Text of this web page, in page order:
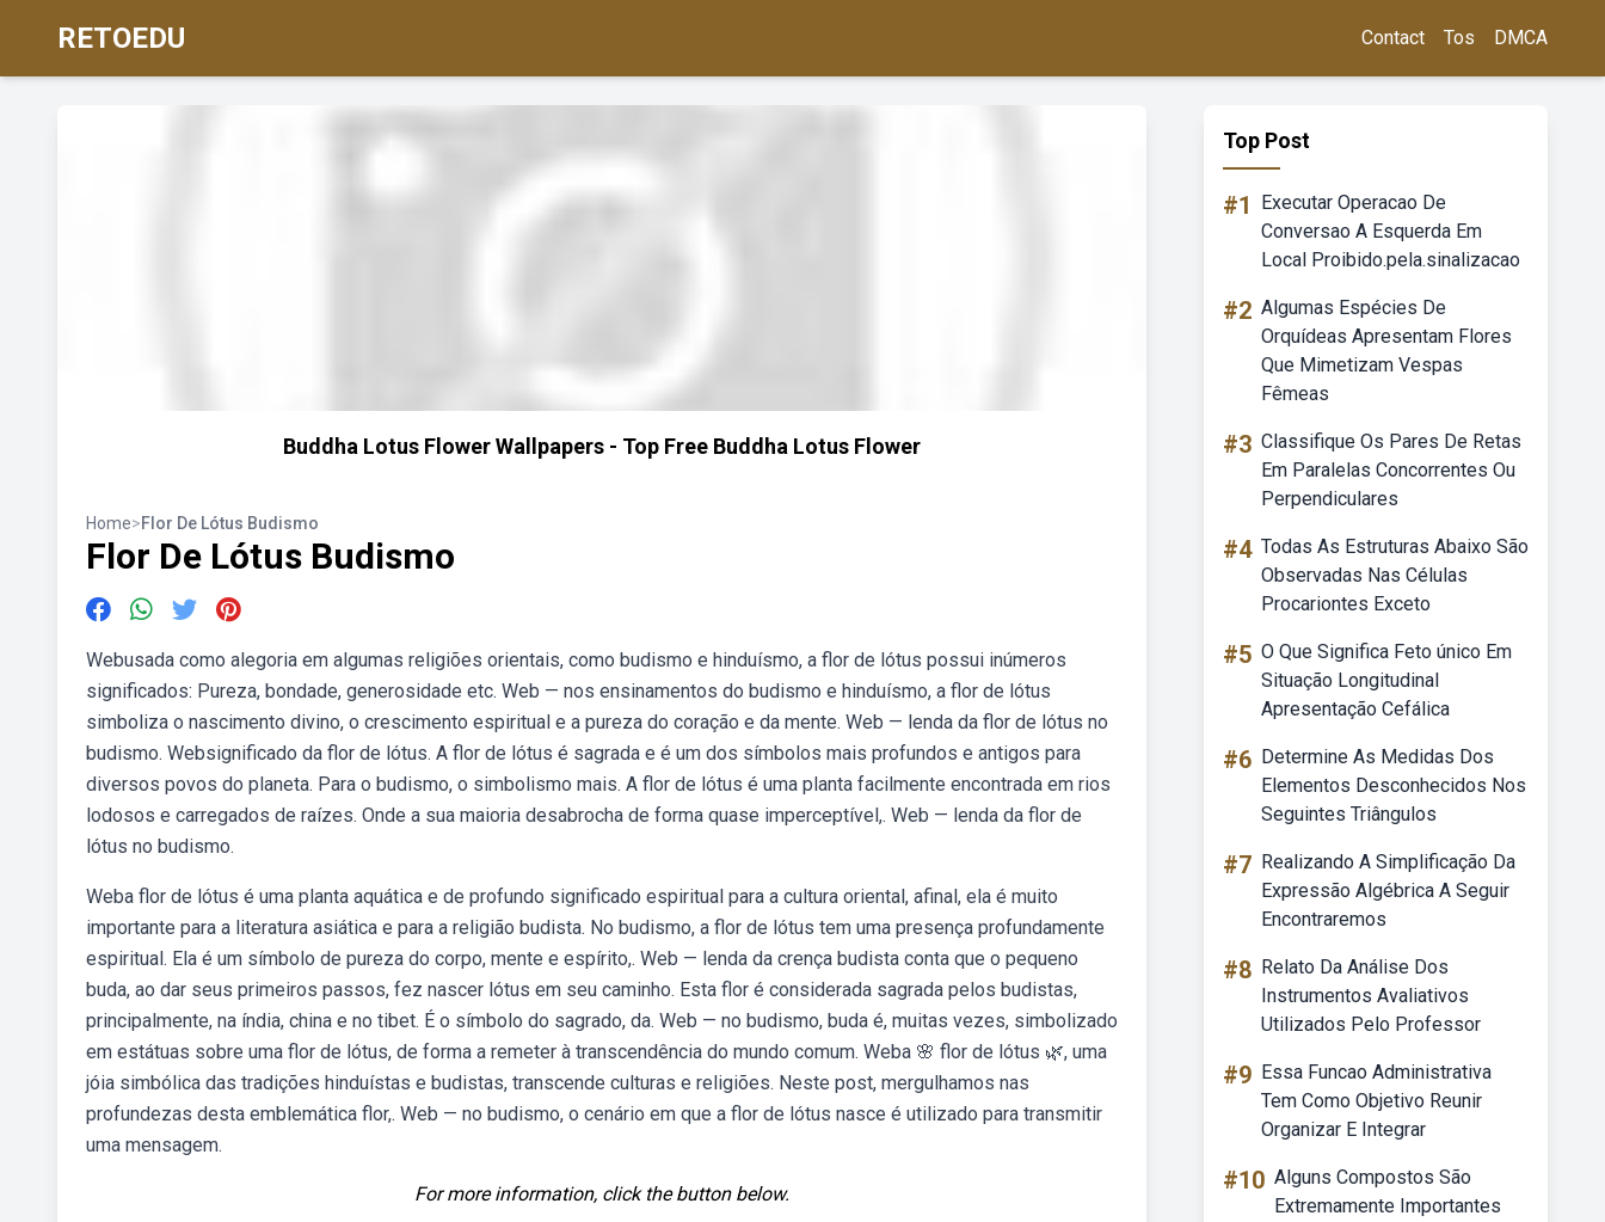
RETOEDU Contact Tos DMCA
Buddha Lotus Flower Wallpapers - Top Free Buddha Lotus Flower
Home>Flor De Lótus Budismo
Flor De Lótus Budismo
Webusada como alegoria em algumas religiões orientais, como budismo e hinduísmo, a flor de lótus possui inúmeros
significados: Pureza, bondade, generosidade etc. Web — nos ensinamentos do budismo e hinduísmo, a flor de lótus
simboliza o nascimento divino, o crescimento espiritual e a pureza do coração e da mente. Web — lenda da flor de lótus no
budismo. Websignificado da flor de lótus. A flor de lótus é sagrada e é um dos símbolos mais profundos e antigos para
diversos povos do planeta. Para o budismo, o simbolismo mais. A flor de lótus é uma planta facilmente encontrada em rios
lodosos e carregados de raízes. Onde a sua maioria desabrocha de forma quase imperceptível,. Web — lenda da flor de
lótus no budismo.
Weba flor de lótus é uma planta aquática e de profundo significado espiritual para a cultura oriental, afinal, ela é muito
importante para a literatura asiática e para a religião budista. No budismo, a flor de lótus tem uma presença profundamente
espiritual. Ela é um símbolo de pureza do corpo, mente e espírito,. Web — lenda da crença budista conta que o pequeno
buda, ao dar seus primeiros passos, fez nascer lótus em seu caminho. Esta flor é considerada sagrada pelos budistas,
principalmente, na índia, china e no tibet. É o símbolo do sagrado, da. Web — no budismo, buda é, muitas vezes, simbolizado
em estátuas sobre uma flor de lótus, de forma a remeter à transcendência do mundo comum. Weba 🌸 flor de lótus 🌿, uma
jóia simbólica das tradições hinduístas e budistas, transcende culturas e religiões. Neste post, mergulhamos nas
profundezas desta emblemática flor,. Web — no budismo, o cenário em que a flor de lótus nasce é utilizado para transmitir
uma mensagem.
For more information, click the button below.
Top Post
#1
Executar Operacao De
Conversao A Esquerda Em
Local Proibido.pela.sinalizacao
#2 Algumas Espécies De
Orquídeas Apresentam Flores
Que Mimetizam Vespas
Fêmeas
#3 Classifique Os Pares De Retas
Em Paralelas Concorrentes Ou
Perpendiculares
#4 Todas As Estruturas Abaixo São
Observadas Nas Células
Procariontes Exceto
#5 O Que Significa Feto único Em
Situação Longitudinal
Apresentação Cefálica
#6 Determine As Medidas Dos
Elementos Desconhecidos Nos
Seguintes Triângulos
#7 Realizando A Simplificação Da
Expressão Algébrica A Seguir
Encontraremos
#8 Relato Da Análise Dos
Instrumentos Avaliativos
Utilizados Pelo Professor
#9 Essa Funcao Administrativa
Tem Como Objetivo Reunir
Organizar E Integrar
#10 Alguns Compostos São
Extremamente Importantes